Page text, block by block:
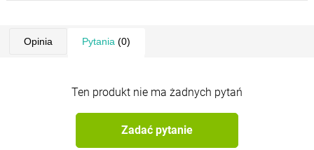
Opinia Pytania (0)
Ten produkt nie ma żadnych pytań
Zadać pytanie